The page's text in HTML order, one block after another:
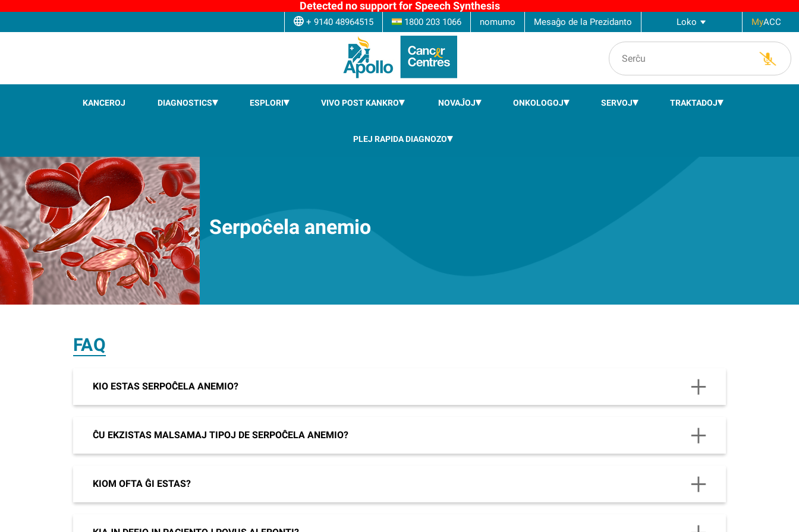
Detected no support for Speech Synthesis
+ 9140 48964515 1800 203 1066 nomumo Mesaĝo de la Prezidanto Loko MyACC
KANCEROJ DIAGNOSTICS ESPLORI VIVO POST KANKRO NOVAĴOJ ONKOLOGOJ SERVOJ TRAKTADOJ
PLEJ RAPIDA DIAGNOZO
Serpoĉela anemio
FAQ
KIO ESTAS SERPOĈELA ANEMIO?
ĈU EKZISTAS MALSAMAJ TIPOJ DE SERPOĈELA ANEMIO?
KIOM OFTA ĜI ESTAS?